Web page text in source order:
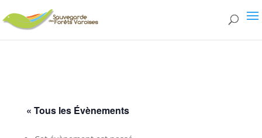
« Tous les Évènements